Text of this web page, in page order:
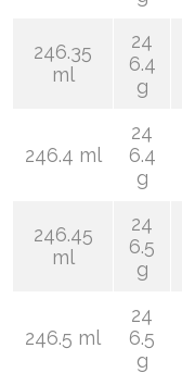
246.35
ml
24
6.4
g
246.4 ml
24
6.4
g
246.45
ml
24
6.5
g
246.5 ml
24
6.5
g